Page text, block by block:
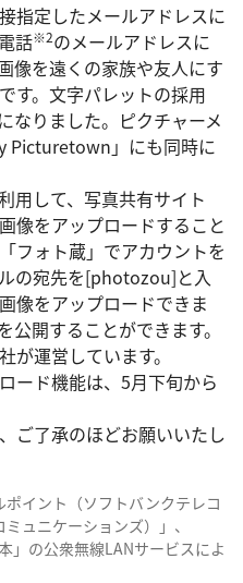
指定したメールアドレスに
話※2のメールアドレスに
像を遠くの家族や友人にす
す。文字パレットの採用
なりました。ピクチャーメ
Picturetown」にも同時に
用して、写真共有サイト
像をアップロードすること
フォト蔵」でアカウントを
の宛先を[photozou]と入
像をアップロードできま
開することができます。
が運営しています。
ード機能は、5月下旬から
ご了承のほどお願いいたし
イント（ソフトバンクテレコ
ュニケーションズ）」、
」の公衆無線LANサービスによ